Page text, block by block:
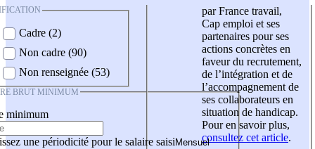
Cadre (2)
Non cadre (90)
Non renseignée (53)
BRUT MINIMUM
minimum
une périodicité pour le salaire saisi
par France travail,
Cap emploi et ses
partenaires pour ses
actions concrètes en
faveur du recrutement,
de l’intégration et de
l’accompagnement de
ses collaborateurs en
situation de handicap.
Pour en savoir plus,
consultez cet article.